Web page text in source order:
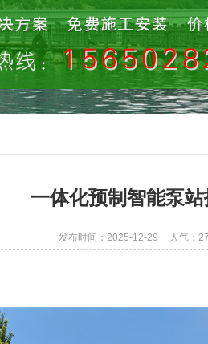
一体化预制智能泵
发布时间：2025-12-29 人气：